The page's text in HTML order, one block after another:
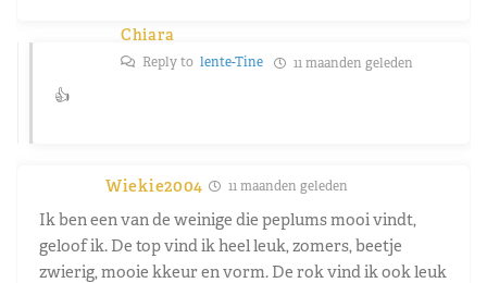
Chiara
Reply to lente-Tine 11 maanden geleden
👍
Wiekie2004 11 maanden geleden
Ik ben een van de weinige die peplums mooi vindt,
geloof ik. De top vind ik heel leuk, zomers, beetje
zwierig, mooie kkeur en vorm. De rok vind ik ook leuk